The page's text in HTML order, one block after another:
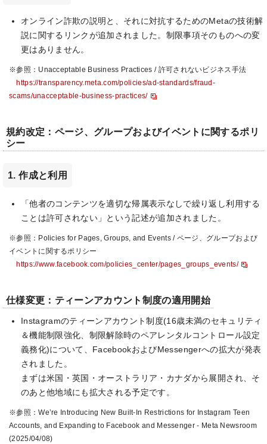
オンライン詐欺の説明と、それに対抗するためのMetaの技術解
説に関するリンクが追加されました。制限事項そのものへの変
更はありません。
※参照：Unacceptable Business Practices / 許可されないビジネス手法
https://transparency.meta.com/policies/ad-standards/fraud-
scams/unacceptable-business-practices/
規約改定：ページ、グループおよびイベントに関するポリ
シー
1. 作成と利用
「他者のコンテンツを適切な帰属表示なしで繰り返し利用する
ことは許可されない」という記述が追加されました。
※参照：Policies for Pages, Groups, and Events / ページ、グループおよび
イベントに関するポリシー
https://www.facebook.com/policies_center/pages_groups_events/
仕様変更：ティーンアカウント制度の適用開始
Instagramのティーンアカウント制度(16歳未満のセキュリティ
＆機能制限強化、制限解除時のペアレンタルコントロール設定
義務化)について、FacebookおよびMessengerへの拡大が発表
されました。
まずは米国・英国・オーストラリア・カナダから展開され、そ
のあと他地域にも拡大される予定です。
※参照：We’re Introducing New Built-In Restrictions for Instagram Teen
Accounts, and Expanding to Facebook and Messenger - Meta Newsroom
(2025/04/08)